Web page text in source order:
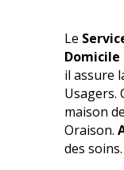
Le
Domicile
il assure
Usagers.
maison
Oraison.
des soins.